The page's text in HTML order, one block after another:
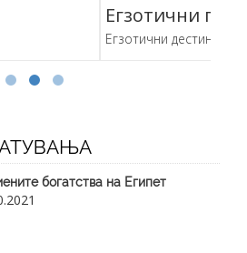
целиот свет
богатства на Египет